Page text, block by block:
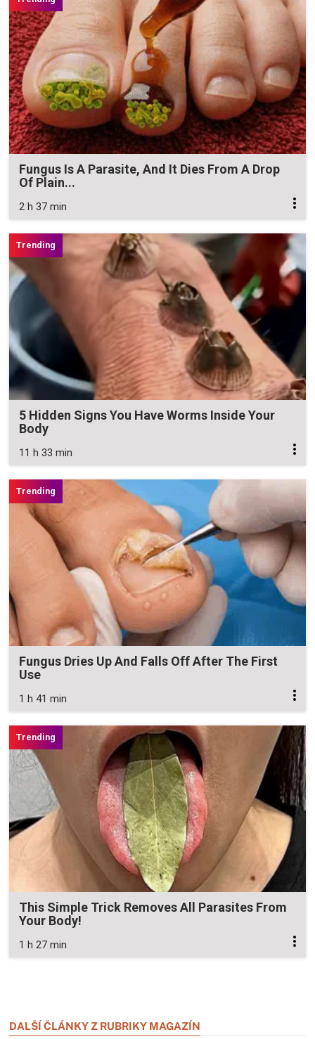
Fungus Is A Parasite, And It Dies From A Drop
Of Plain...
2 h 37 min
5 Hidden Signs You Have Worms Inside Your
Body
11 h 33 min
Fungus Dries Up And Falls Off After The First
Use
1 h 41 min
This Simple Trick Removes All Parasites From
Your Body!
1 h 27 min
DALŠÍ ČLÁNKY Z RUBRIKY MAGAZÍN